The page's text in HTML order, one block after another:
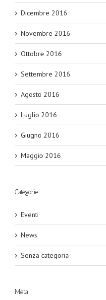
Dicembre 2016
Novembre 2016
Ottobre 2016
Settembre 2016
Agosto 2016
Luglio 2016
Giugno 2016
Maggio 2016
Categorie
Eventi
News
Senza categoria
Meta